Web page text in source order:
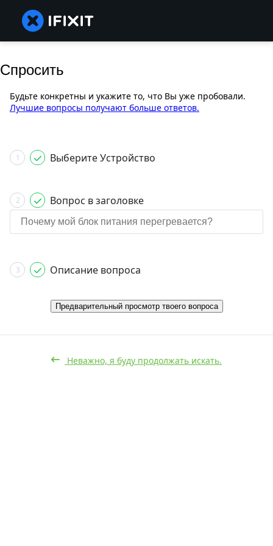
Спросить
Будьте конкретны и укажите то, что Вы уже пробовали.
Лучшие вопросы получают больше ответов.
1 Выберите Устройство
2 Вопрос в заголовке
3 Описание вопроса
Предварительный просмотр твоего вопроса
Неважно, я буду продолжать искать.